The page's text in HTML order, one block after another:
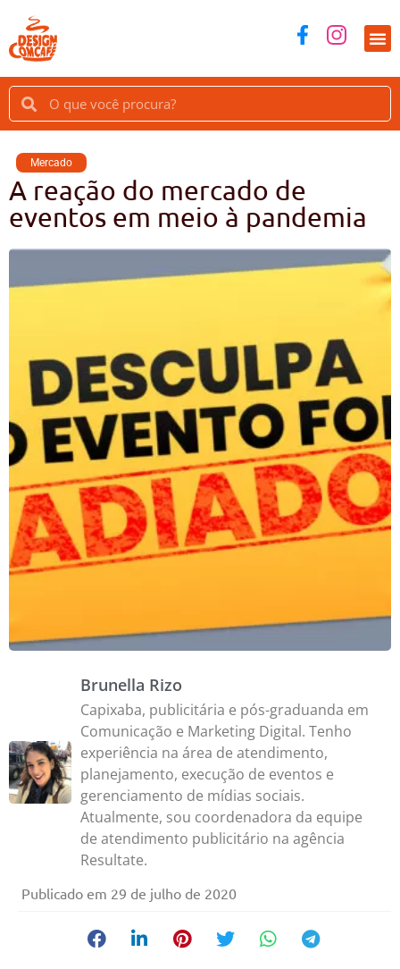
Mercado
A reação do mercado de
eventos em meio à pandemia
Brunella Rizo
Capixaba, publicitária e pós-graduanda em
Comunicação e Marketing Digital. Tenho
experiência na área de atendimento,
planejamento, execução de eventos e
gerenciamento de mídias sociais.
Atualmente, sou coordenadora da equipe
de atendimento publicitário na agência
Resultate.
Publicado em 29 de julho de 2020